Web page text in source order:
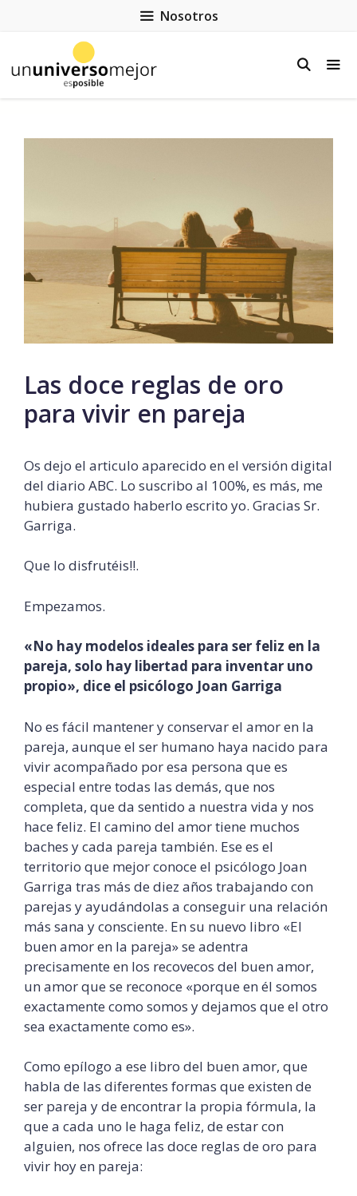
Nosotros
Las doce reglas de oro
para vivir en pareja
Os dejo el articulo aparecido en el versión digital
del diario ABC. Lo suscribo al 100%, es más, me
hubiera gustado haberlo escrito yo. Gracias Sr.
Garriga.
Que lo disfrutéis!!.
Empezamos.
«No hay modelos ideales para ser feliz en la
pareja, solo hay libertad para inventar uno
propio», dice el psicólogo Joan Garriga
No es fácil mantener y conservar el amor en la
pareja, aunque el ser humano haya nacido para
vivir acompañado por esa persona que es
especial entre todas las demás, que nos
completa, que da sentido a nuestra vida y nos
hace feliz. El camino del amor tiene muchos
baches y cada pareja también. Ese es el
territorio que mejor conoce el psicólogo Joan
Garriga tras más de diez años trabajando con
parejas y ayudándolas a conseguir una relación
más sana y consciente. En su nuevo libro «El
buen amor en la pareja» se adentra
precisamente en los recovecos del buen amor,
un amor que se reconoce «porque en él somos
exactamente como somos y dejamos que el otro
sea exactamente como es».
Como epílogo a ese libro del buen amor, que
habla de las diferentes formas que existen de
ser pareja y de encontrar la propia fórmula, la
que a cada uno le haga feliz, de estar con
alguien, nos ofrece las doce reglas de oro para
vivir hoy en pareja: